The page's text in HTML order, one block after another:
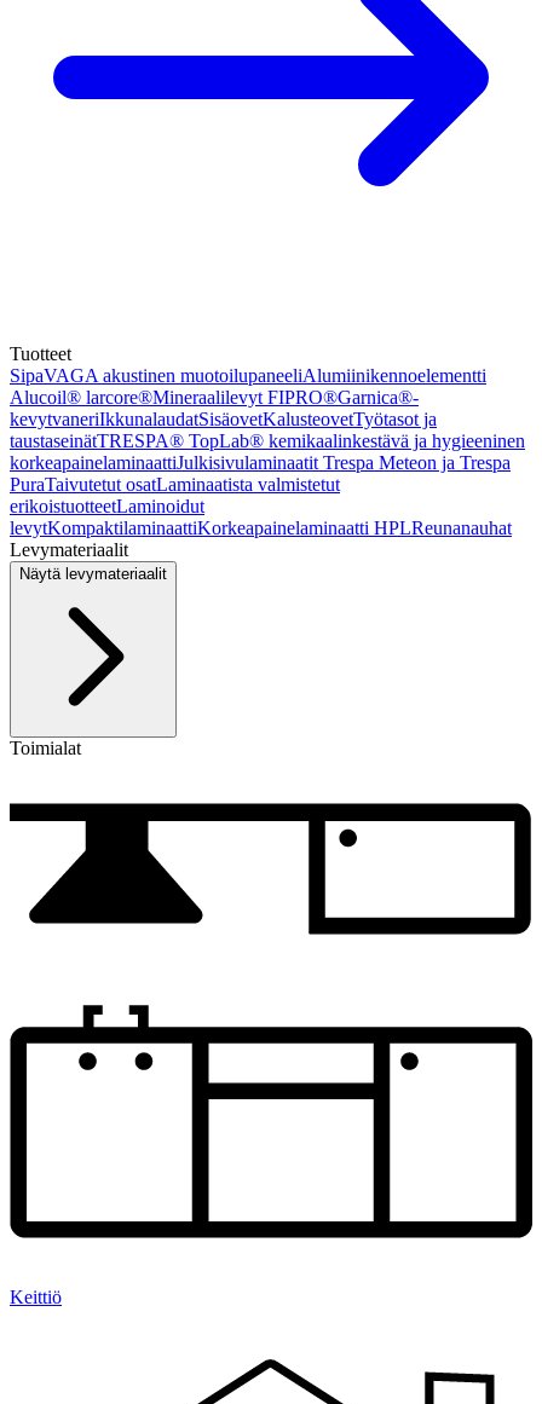
Tuotteet
SipaVAGA akustinen muotoilupaneeliAlumiinikennoelementti
Alucoil® larcore®Mineraalilevyt FIPRO®Garnica®-
kevytvaneriIkkunalaudatSisäovetKalusteovetTyötasot ja
taustaseinätTRESPA® TopLab® kemikaalinkestävä ja hygieeninen
korkeapainelaminaattiJulkisivulaminaatit Trespa Meteon ja Trespa
PuraTaivutetut osatLaminaatista valmistetut
erikoistuotteetLaminoidut
levytKompaktilaminaattiKorkeapainelaminaatti HPLReunanauhat
Levymateriaalit
Näytä levymateriaalit
Toimialat
Keittiö